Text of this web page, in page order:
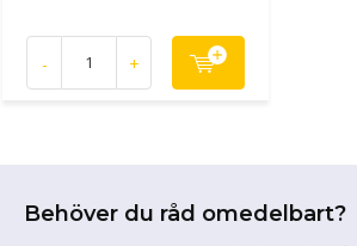
- +
Behöver du råd omedelbart?